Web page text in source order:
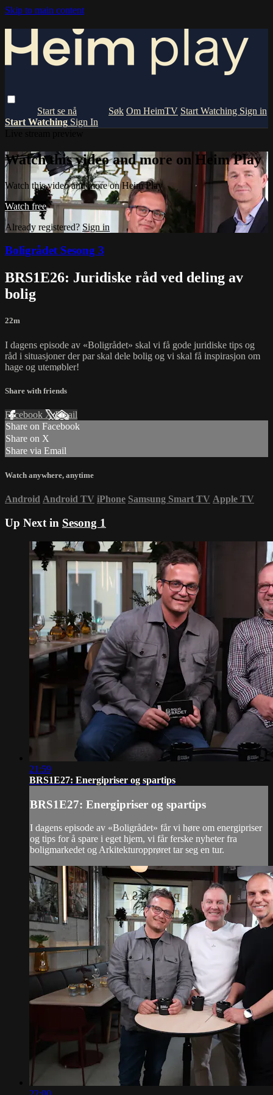
Skip to main content
Om HeimTV Start Watching Sign in
Start Watching Sign In
Watch this video and more on Heim Play
Watch this video and more on Heim Play
Watch free
Already registered? Sign in
Boligrådet Sesong 3
BRS1E26: Juridiske råd ved deling av
bolig
22m
I dagens episode av «Boligrådet» skal vi få gode juridiske tips og
råd i situasjoner der par skal dele bolig og vi skal få inspirasjon om
hage og utemøbler!
Share with friends
Facebook XEmail
Share on Facebook
Share on X
Share via Email
Watch anywhere, anytime
Android Android TV iPhone Samsung Smart TV Apple TV
Up Next in Sesong 1
21:59
BRS1E27: Energipriser og spartips
BRS1E27: Energipriser og spartips
I dagens episode av «Boligrådet» får vi høre om energipriser
og tips for å spare i eget hjem, vi får ferske nyheter fra
boligmarkedet og Arkitekturopprøret tar seg en tur.